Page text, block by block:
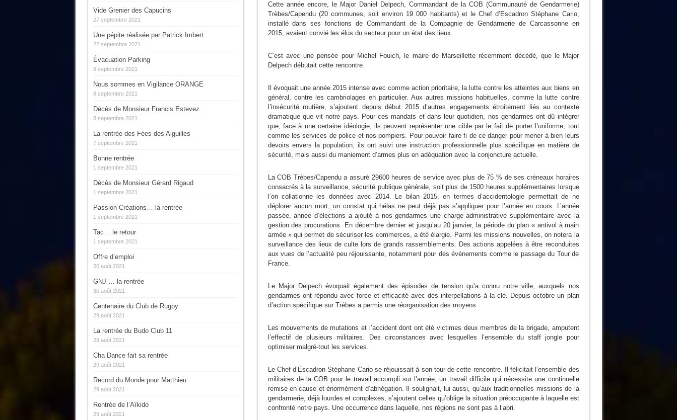
Cette année encore, le Major Daniel Delpech, Commandant de la COB (Communauté de Gendarmerie)
Trèbes/Capendu (20 communes, soit environ 19 000 habitants) et le Chef d’Escadron Stéphane Cario,
installé dans ses fonctions de Commandant de la Compagnie de Gendarmerie de Carcassonne en
2015, avaient convié les élus du secteur pour un état des lieux.
C’est avec une pensée pour Michel Fouich, le maire de Marseillette récemment décédé, que le Major
Delpech débutait cette rencontre.
Il évoquait une année 2015 intense avec comme action prioritaire, la lutte contre les atteintes aux biens en
général, contre les cambriolages en particulier. Aux autres missions habituelles, comme la lutte contre
l’insécurité routière, s’ajoutent depuis début 2015 d’autres engagements étroitement liés au contexte
dramatique que vit notre pays. Pour ces mandats et dans leur quotidien, nos gendarmes ont dû intégrer
que, face à une certaine idéologie, ils peuvent représenter une cible par le fait de porter l’uniforme, tout
comme les services de police et nos pompiers. Pour pouvoir faire fi de ce danger pour mener à bien leurs
devoirs envers la population, ils ont suivi une instruction professionnelle plus spécifique en matière de
sécurité, mais aussi du maniement d’armes plus en adéquation avec la conjoncture actuelle.
La COB Trèbes/Capendu a assuré 29600 heures de service avec plus de 75 % de ses créneaux horaires
consacrés à la surveillance, sécurité publique générale, soit plus de 1500 heures supplémentaires lorsque
l’on collationne les données avec 2014. Le bilan 2015, en termes d’accidentologie permettait de ne
déplorer aucun mort, un constat qui hélas ne peut déjà pas s’appliquer pour l’année en cours. L’année
passée, année d’élections a ajouté à nos gendarmes une charge administrative supplémentaire avec la
gestion des procurations. En décembre dernier et jusqu’au 20 janvier, la période du plan « antivol à main
armée » qui permet de sécuriser les commerces, a été élargie. Parmi les missions nouvelles, on notera la
surveillance des lieux de culte lors de grands rassemblements. Des actions appelées à être reconduites
aux vues de l’actualité peu réjouissante, notamment pour des événements comme le passage du Tour de
France.
Le Major Delpech évoquait également des épisodes de tension qu’a connu notre ville, auxquels nos
gendarmes ont répondu avec force et efficacité avec des interpellations à la clé. Depuis octobre un plan
d’action spécifique sur Trèbes a permis une réorganisation des moyens
Les mouvements de mutations et l’accident dont ont été victimes deux membres de la brigade, amputent
l’effectif de plusieurs militaires. Des circonstances avec lesquelles l’ensemble du staff jongle pour
optimiser malgré-tout les services.
Le Chef d’Escadron Stéphane Cario se réjouissait à son tour de cette rencontre. Il félicitait l’ensemble des
militaires de la COB pour le travail accompli sur l’année, un travail difficile qui nécessite une continuelle
remise en cause et énormément d’abnégation. Il soulignait, lui aussi, qu’aux traditionnelles missions de la
gendarmerie, déjà lourdes et complexes, s’ajoutent celles qu’oblige la situation préoccupante à laquelle est
confronté notre pays. Une occurrence dans laquelle, nos régions ne sont pas à l’abri.
Vide Grenier des Capucins
27 septembre 2021
Une pépite réalisée par Patrick Imbert
22 septembre 2021
Évacuation Parking
8 septembre 2021
Nous sommes en Vigilance ORANGE
8 septembre 2021
Décès de Monsieur Francis Estevez
8 septembre 2021
La rentrée des Fées des Aiguilles
7 septembre 2021
Bonne rentrée
1 septembre 2021
Décès de Monsieur Gérard Rigaud
1 septembre 2021
Passion Créations… la rentrée
1 septembre 2021
Tac …le retour
1 septembre 2021
Offre d’emploi
30 août 2021
GNJ … la rentrée
30 août 2021
Centenaire du Club de Rugby
29 août 2021
La rentrée du Budo Club 11
29 août 2021
Cha Dance fait sa rentrée
29 août 2021
Record du Monde pour Matthieu
29 août 2021
Rentrée de l’Aïkido
29 août 2021